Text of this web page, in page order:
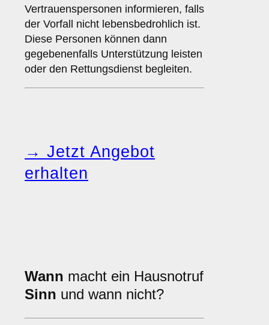
Vertrauenspersonen informieren, falls
der Vorfall nicht lebensbedrohlich ist.
Diese Personen können dann
gegebenenfalls Unterstützung leisten
oder den Rettungsdienst begleiten.
→ Jetzt Angebot
erhalten
Wann macht ein Hausnotruf
Sinn und wann nicht?